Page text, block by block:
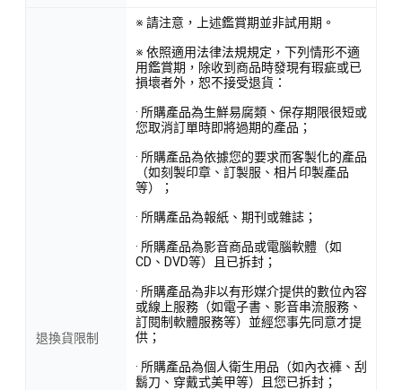
退換貨限制
※ 請注意，上述鑑賞期並非試用期。
※ 依照適用法律法規規定，下列情形不適
用鑑賞期，除收到商品時發現有瑕疵或已
損壞者外，恕不接受退貨：
· 所購產品為生鮮易腐類、保存期限很短或
您取消訂單時即將過期的產品；
· 所購產品為依據您的要求而客製化的產品
（如刻製印章、訂製服、相片印製產品
等）；
· 所購產品為報紙、期刊或雜誌；
· 所購產品為影音商品或電腦軟體（如
CD、DVD等）且已拆封；
· 所購產品為非以有形媒介提供的數位內容
或線上服務（如電子書、影音串流服務、
訂閱制軟體服務等）並經您事先同意才提
供；
· 所購產品為個人衛生用品（如內衣褲、刮
鬍刀、穿戴式美甲等）且您已拆封；